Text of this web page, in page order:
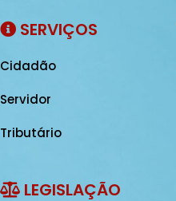
SERVIÇOS
Cidadão
Servidor
Tributário
LEGISLAÇÃO